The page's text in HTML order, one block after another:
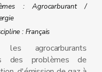
: Agrocarburant /
: Français
les agrocarburants
des problèmes de